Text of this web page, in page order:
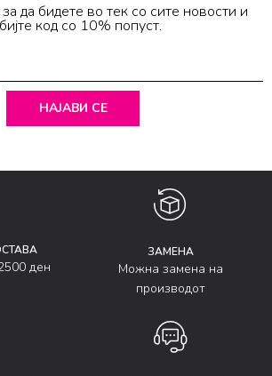
да бидете во тек со сите новости и
код со 10% попуст.
НАЈАВИ СЕ
ден
ЗАМЕНА
Можна замена на
производот